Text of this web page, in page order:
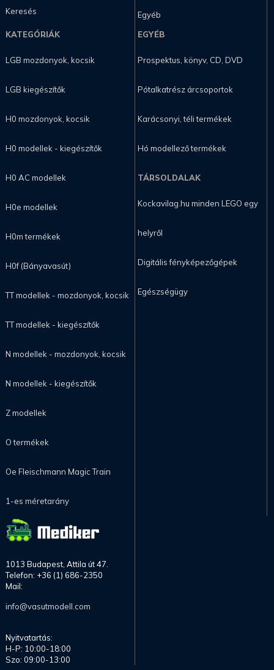
Keresés
Egyéb
KATEGÓRIÁK
LGB mozdonyok, kocsik
LGB kiegészítők
H0 mozdonyok, kocsik
H0 modellek - kiegészítők
H0 AC modellek
H0e modellek
H0m termékek
H0f (Bányavasút)
TT modellek - mozdonyok, kocsik
TT modellek - kiegészítők
N modellek - mozdonyok, kocsik
N modellek - kiegészítők
Z modellek
O termékek
Oe Fleischmann Magic Train
1-es méretarány
EGYÉB
Prospektus, könyv, CD, DVD
Pótalkatrész árcsoportok
Karácsonyi, téli termékek
Hó modellező termékek
TÁRSOLDALAK
Kockavilag.hu minden LEGO egy
helyről
Digitális fényképezőgépek
Egészségügy
1013 Budapest, Attila út 47.
Telefon: +36 (1) 686-2350
Mail:
info@vasutmodell.com
Nyitvatartás:
H-P: 10:00-18:00
Szo: 09:00-13:00